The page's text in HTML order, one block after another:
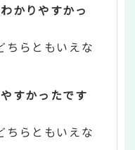
かりやすかっ
ちらともいえな
すかったです
ちらともいえな